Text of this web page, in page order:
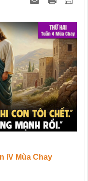
IV Mùa Chay